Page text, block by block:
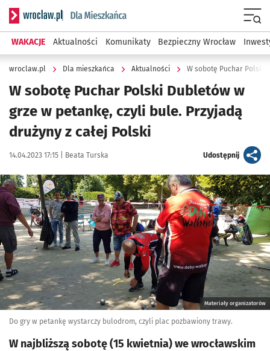
Serwis informacyjny wroclaw.pl podserwis: Dla mieszkańca
WAKACJE Aktualności Komunikaty Bezpieczny Wrocław
wroclaw.pl Dla mieszkańca Aktualności
W sobotę Puchar Polski Dubletów w
grze w petankę, czyli bule. Przyjadą
drużyny z całej Polski
Data publikacji:
14.04.2023 17:15 | Autor:
Beata Turska Udostępnijartykuł
Kliknij, aby powiększyć
Materiały organizatorów
Do gry w petankę wystarczy bulodrom, czyli plac pozbawiony trawy.
W najbliższą sobotę (15 kwietnia) we wrocławskim